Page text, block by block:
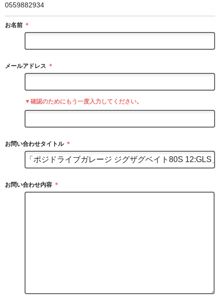
0559882934
お名前 ＊
メールアドレス ＊
▼確認のためにもう一度入力してください。
お問い合わせタイトル ＊
お問い合わせ内容 ＊